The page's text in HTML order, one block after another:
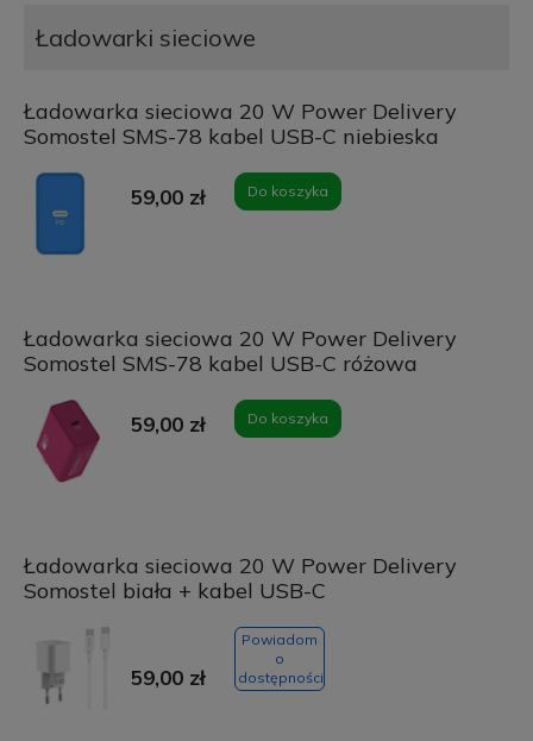
Ładowarki sieciowe
Ładowarka sieciowa 20 W Power Delivery
Somostel SMS-78 kabel USB-C niebieska
59,00 zł Do koszyka
Ładowarka sieciowa 20 W Power Delivery
Somostel SMS-78 kabel USB-C różowa
59,00 zł Do koszyka
Ładowarka sieciowa 20 W Power Delivery
Somostel biała + kabel USB-C
59,00 zł
Powiadom
o
dostępności